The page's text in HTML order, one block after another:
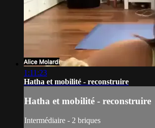
1:11:23
Hatha et mobilité - reconstruire
Hatha et mobilité - reconstruire
Intermédiaire - 2 briques